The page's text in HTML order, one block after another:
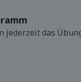
jederzeit das